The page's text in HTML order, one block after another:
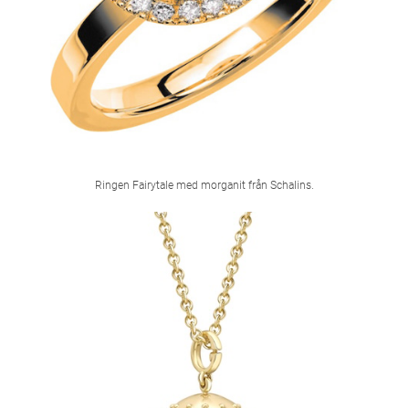
Ringen Fairytale med morganit från Schalins.